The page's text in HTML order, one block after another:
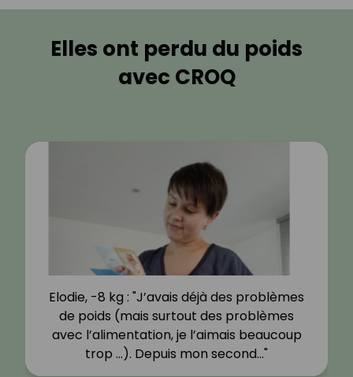
Elles ont perdu du poids
avec CROQ
Elodie, -8 kg : "J’avais déjà des problèmes
de poids (mais surtout des problèmes
avec l’alimentation, je l’aimais beaucoup
trop …). Depuis mon second…"